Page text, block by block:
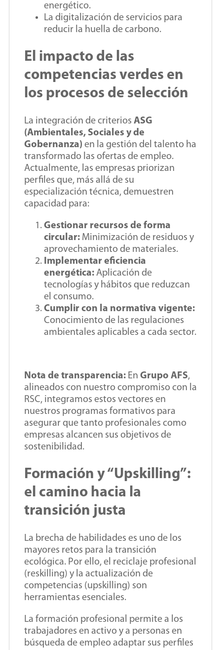
energético.
La digitalización de servicios para
reducir la huella de carbono.
El impacto de las
competencias verdes en
los procesos de selección
La integración de criterios ASG
(Ambientales, Sociales y de
Gobernanza) en la gestión del talento ha
transformado las ofertas de empleo.
Actualmente, las empresas priorizan
perfiles que, más allá de su
especialización técnica, demuestren
capacidad para:
Gestionar recursos de forma
circular: Minimización de residuos y
aprovechamiento de materiales.
Implementar eficiencia
energética: Aplicación de
tecnologías y hábitos que reduzcan
el consumo.
Cumplir con la normativa vigente:
Conocimiento de las regulaciones
ambientales aplicables a cada sector.
Nota de transparencia: En Grupo AFS,
alineados con nuestro compromiso con la
RSC, integramos estos vectores en
nuestros programas formativos para
asegurar que tanto profesionales como
empresas alcancen sus objetivos de
sostenibilidad.
Formación y “Upskilling”:
el camino hacia la
transición justa
La brecha de habilidades es uno de los
mayores retos para la transición
ecológica. Por ello, el reciclaje profesional
(reskilling) y la actualización de
competencias (upskilling) son
herramientas esenciales.
La formación profesional permite a los
trabajadores en activo y a personas en
búsqueda de empleo adaptar sus perfiles